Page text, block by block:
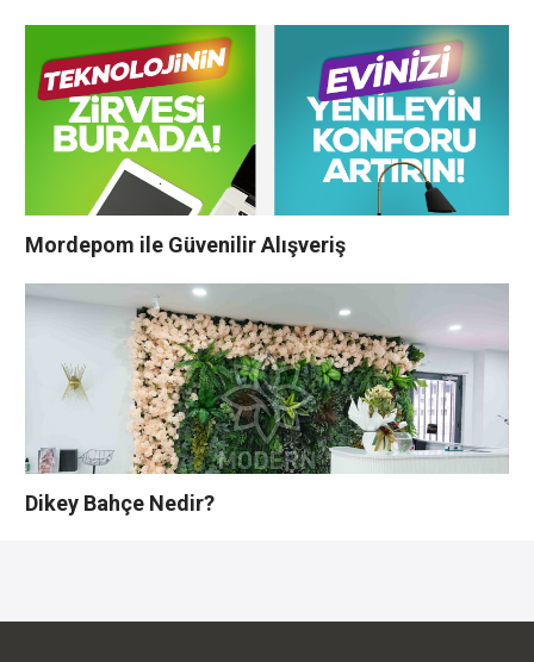
Mordepom ile Güvenilir Alışveriş
Dikey Bahçe Nedir?